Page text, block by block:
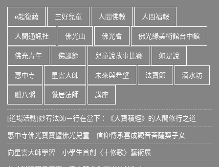
e起復蔬 三好兒童 人間佛教 人間福報
人間通訊社 佛光山 佛光會 佛光緣美術館台中館
佛光青年 佛誕節 兒童說故事比賽 如是說
惠中寺 星雲大師 未來與希望 法寶節 滴水坊
臘八粥 覺居法師 講座
[道場活動]妙宥法師－行在當下：《大寶積經》的人間修行之道
惠中寺佛光寶寶暨佛光兒童 信仰傳承喜成觀音菩薩契子女
向星雲大師學習 小學生首創〈十修歌〉藝術展